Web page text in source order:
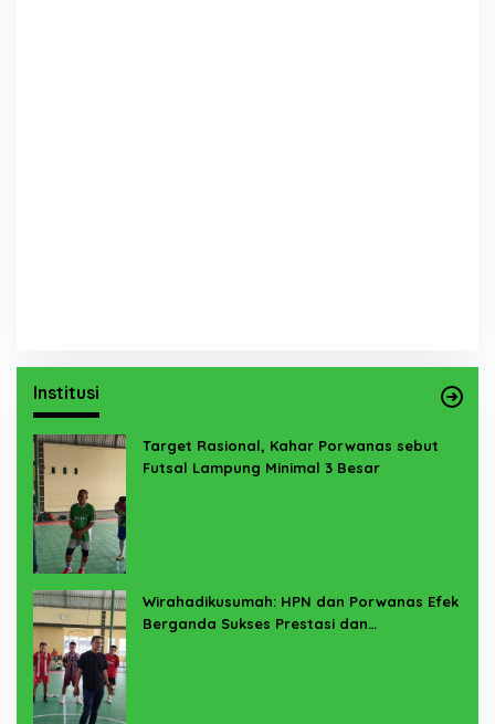
Institusi
Target Rasional, Kahar Porwanas sebut
Futsal Lampung Minimal 3 Besar
Wirahadikusumah: HPN dan Porwanas Efek
Berganda Sukses Prestasi dan